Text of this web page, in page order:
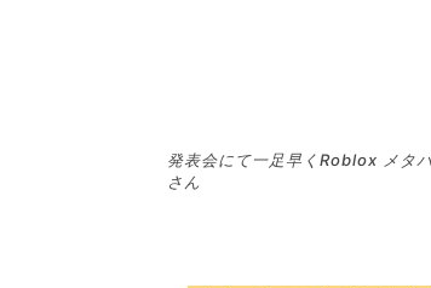
発表会にて一足早くRoblox メタ
さん